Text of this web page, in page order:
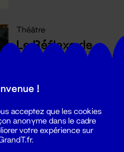
Théâtre
Le Réflexe de
Moro
Théâtre
!
acceptez que les cookies
anonyme dans le cadre
votre expérience sur